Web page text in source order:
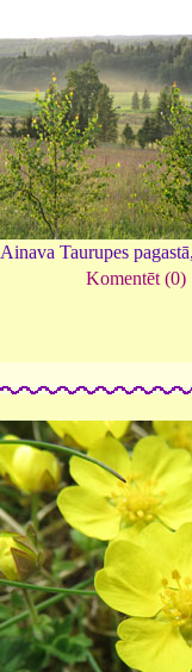
Ainava Taurupes
Komentēt (0)